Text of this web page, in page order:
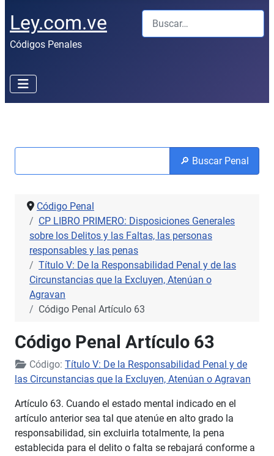
Ley.com.ve
Códigos Penales
Buscar
🔎 Buscar Penal
Código Penal
CP LIBRO PRIMERO: Disposiciones Generales
sobre los Delitos y las Faltas, las personas
responsables y las penas
Título V: De la Responsabilidad Penal y de las
Circunstancias que la Excluyen, Atenúan o
Agravan
Código Penal Artículo 63
Código Penal Artículo 63
Código: Título V: De la Responsabilidad Penal y de
las Circunstancias que la Excluyen, Atenúan o Agravan
Artículo 63. Cuando el estado mental indicado en el
artículo anterior sea tal que atenúe en alto grado la
responsabilidad, sin excluirla totalmente, la pena
establecida para el delito o falta se rebajará conforme a